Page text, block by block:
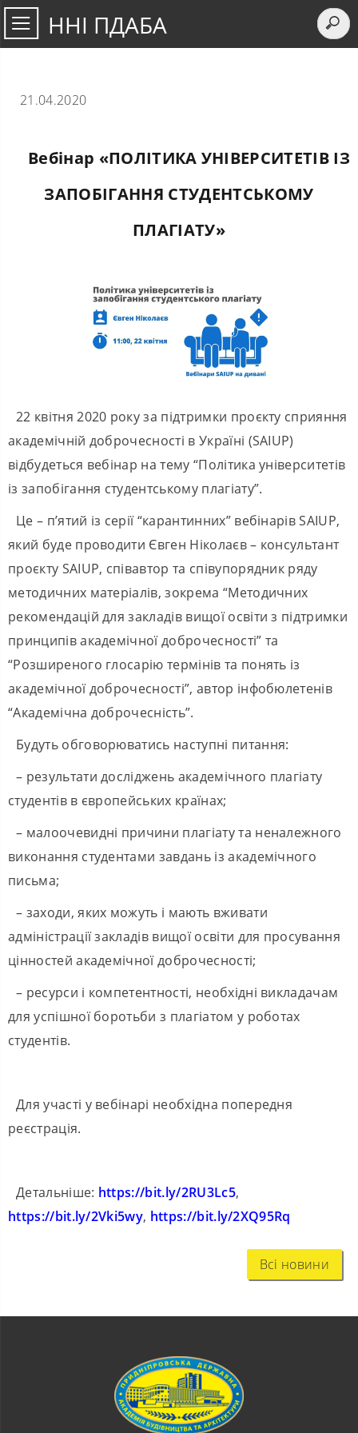
ННІ ПДАБА
21.04.2020
Вебінар «ПОЛІТИКА УНІВЕРСИТЕТІВ ІЗ
ЗАПОБІГАННЯ СТУДЕНТСЬКОМУ
ПЛАГІАТУ»
22 квітня 2020 року за підтримки проєкту сприяння
академічній доброчесності в Україні (SAIUP)
відбудеться вебінар на тему “Політика університетів
із запобігання студентському плагіату”.
Це – п’ятий із серії “карантинних” вебінарів SAIUP,
який буде проводити Євген Ніколаєв – консультант
проєкту SAIUP, співавтор та співупорядник ряду
методичних матеріалів, зокрема “Методичних
рекомендацій для закладів вищої освіти з підтримки
принципів академічної доброчесності” та
“Розширеного глосарію термінів та понять із
академічної доброчесності”, автор інфобюлетенів
“Академічна доброчесність”.
Будуть обговорюватись наступні питання:
– результати досліджень академічного плагіату
студентів в європейських країнах;
– малоочевидні причини плагіату та неналежного
виконання студентами завдань із академічного
письма;
– заходи, яких можуть і мають вживати
адміністрації закладів вищої освіти для просування
цінностей академічної доброчесності;
– ресурси і компетентності, необхідні викладачам
для успішної боротьби з плагіатом у роботах
студентів.
Для участі у вебінарі необхідна попередня
реєстрація.
Детальніше: https://bit.ly/2RU3Lc5,
https://bit.ly/2Vki5wy, https://bit.ly/2XQ95Rq
Всі новини